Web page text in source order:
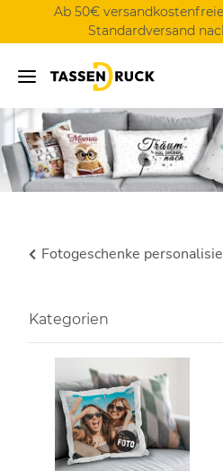
Ab 50€
Standardversand
Fotogeschenke
Kategorien